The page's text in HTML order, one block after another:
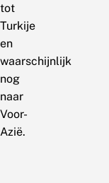
tot
Turkije
en
waarschijnlijk
nog
naar
Voor-
Azië.